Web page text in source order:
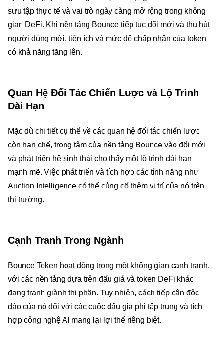
sưu tập thực tế và vai trò ngày càng mở rộng trong không
gian DeFi. Khi nền tảng Bounce tiếp tục đổi mới và thu hút
người dùng mới, tiện ích và mức độ chấp nhận của token
có khả năng tăng lên.
Quan Hệ Đối Tác Chiến Lược và Lộ Trình
Dài Hạn
Mặc dù chi tiết cụ thể về các quan hệ đối tác chiến lược
còn hạn chế, trọng tâm của nền tảng Bounce vào đổi mới
và phát triển hệ sinh thái cho thấy một lộ trình dài hạn
mạnh mẽ. Việc phát triển và tích hợp các tính năng như
Auction Intelligence có thể củng cố thêm vị trí của nó trên
thị trường.
Cạnh Tranh Trong Ngành
Bounce Token hoạt động trong một không gian cạnh tranh,
với các nền tảng dựa trên đấu giá và token DeFi khác
đang tranh giành thị phần. Tuy nhiên, cách tiếp cận độc
đáo của nó đối với các cuộc đấu giá phi tập trung và tích
hợp công nghệ AI mang lại lợi thế riêng biệt.